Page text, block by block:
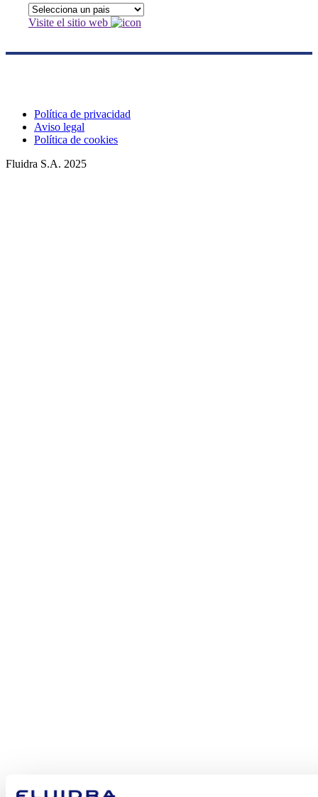
Visite el sitio web
Política de privacidad
Aviso legal
Política de cookies
Fluidra S.A. 2025